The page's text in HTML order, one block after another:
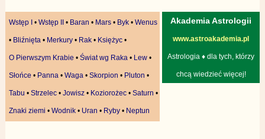
Akademia Astrologii
www.astroakademia.pl
Astrologia ♦ dla tych, którzy
chcą wiedzieć więcej!
Wstęp I • Wstęp II • Baran • Mars• Byk• Wenus
• Bliźnięta• Merkury• Rak• Księżyc•
O Pierwszym Krabie • Świat wg Raka• Lew•
Słońce • Panna• Waga• Skorpion • Pluton •
Tabu • Strzelec• Jowisz• Koziorożec• Saturn •
Znaki ziemi • Wodnik• Uran • Ryby• Neptun